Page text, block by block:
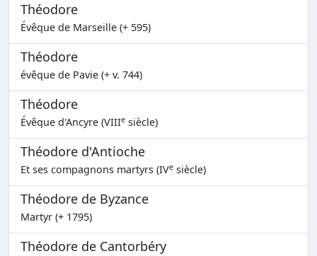
Théodore
Évêque de Marseille (+ 595)
Théodore
évêque de Pavie (+ v. 744)
Théodore
Évêque d'Ancyre (VIIIe siècle)
Théodore d'Antioche
Et ses compagnons martyrs (IVe siècle)
Théodore de Byzance
Martyr (+ 1795)
Théodore de Cantorbéry